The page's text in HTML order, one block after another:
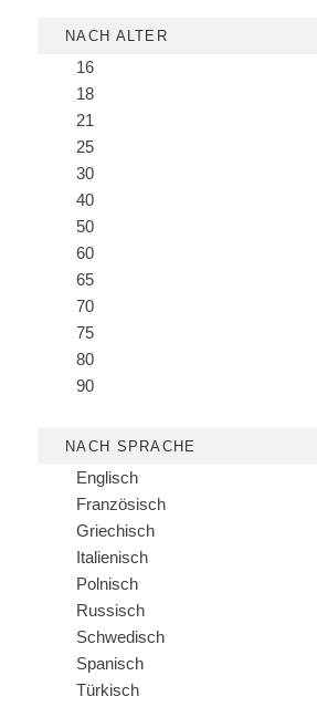
NACH ALTER
16
18
21
25
30
40
50
60
65
70
75
80
90
NACH SPRACHE
Englisch
Französisch
Griechisch
Italienisch
Polnisch
Russisch
Schwedisch
Spanisch
Türkisch